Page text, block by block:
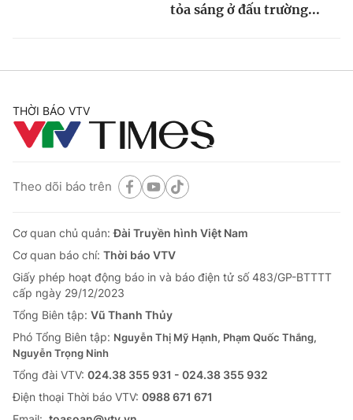
tỏa sáng ở đấu trường...
THỜI BÁO VTV
Theo dõi báo trên
Cơ quan chủ quản:Đài Truyền hình Việt Nam
Cơ quan báo chí: Thời báo VTV
Giấy phép hoạt động báo in và báo điện tử số 483/GP-BTTTT
cấp ngày 29/12/2023
Tổng Biên tập: Vũ Thanh Thủy
Phó Tổng Biên tập: Nguyễn Thị Mỹ Hạnh, Phạm Quốc Thắng,
Nguyễn Trọng Ninh
Tổng đài VTV: 024.38 355 931 - 024.38 355 932
Ðiện thoại Thời báo VTV: 0988 671 671